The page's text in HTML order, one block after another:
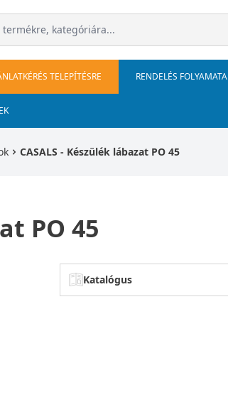
TELEPÍTÉSRE RENDELÉS FOLYAMATA
CASALS - Készülék lábazat PO 45
PO 45
Katalógus